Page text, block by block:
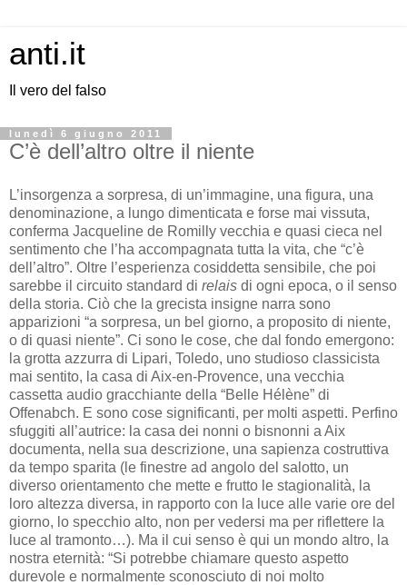
anti.it
Il vero del falso
lunedì 6 giugno 2011
C’è dell’altro oltre il niente
L’insorgenza a sorpresa, di un’immagine, una figura, una
denominazione, a lungo dimenticata e forse mai vissuta,
conferma Jacqueline de Romilly vecchia e quasi cieca nel
sentimento che l’ha accompagnata tutta la vita, che “c’è
dell’altro”. Oltre l’esperienza cosiddetta sensibile, che poi
sarebbe il circuito standard di relais di ogni epoca, o il senso
della storia. Ciò che la grecista insigne narra sono
apparizioni “a sorpresa, un bel giorno, a proposito di niente,
o di quasi niente”. Ci sono le cose, che dal fondo emergono:
la grotta azzurra di Lipari, Toledo, uno studioso classicista
mai sentito, la casa di Aix-en-Provence, una vecchia
cassetta audio gracchiante della “Belle Hélène” di
Offenabch. E sono cose significanti, per molti aspetti. Perfino
sfuggiti all’autrice: la casa dei nonni o bisnonni a Aix
documenta, nella sua descrizione, una sapienza costruttiva
da tempo sparita (le finestre ad angolo del salotto, un
diverso orientamento che mette e frutto le stagionalità, la
loro altezza diversa, in rapporto con la luce alle varie ore del
giorno, lo specchio alto, non per vedersi ma per riflettere la
luce al tramonto…). Ma il cui senso è qui un mondo altro, la
nostra eternità: “Si potrebbe chiamare questo aspetto
durevole e normalmente sconosciuto di noi molto